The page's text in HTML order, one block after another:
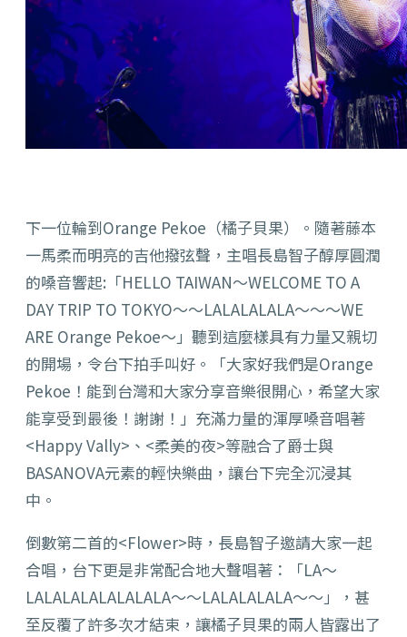
下一位輪到Orange Pekoe（橘子貝果）。隨著藤本
一馬柔而明亮的吉他撥弦聲，主唱長島智子醇厚圓潤
的嗓音響起:「HELLO TAIWAN～WELCOME TO A
DAY TRIP TO TOKYO～～LALALALALA～～～WE
ARE Orange Pekoe～」聽到這麼樣具有力量又親切
的開場，令台下拍手叫好。「大家好我們是Orange
Pekoe！能到台灣和大家分享音樂很開心，希望大家
能享受到最後！謝謝！」充滿力量的渾厚嗓音唱著
<Happy Vally>、<柔美的夜>等融合了爵士與
BASANOVA元素的輕快樂曲，讓台下完全沉浸其
中。
倒數第二首的<Flower>時，長島智子邀請大家一起
合唱，台下更是非常配合地大聲唱著：「LA～
LALALALALALALALA～～LALALALALA～～」，甚
至反覆了許多次才結束，讓橘子貝果的兩人皆露出了